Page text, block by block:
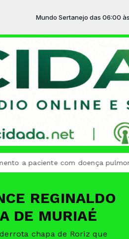
Mundo Sertanejo das 06:00 às
paciente com doença pulmonar
REGINALDO
DE MURIAÉ
chapa de Roriz que